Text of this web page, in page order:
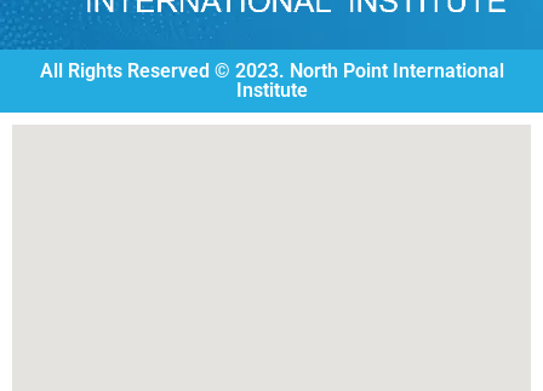
All Rights Reserved © 2023. North Point International
Institute